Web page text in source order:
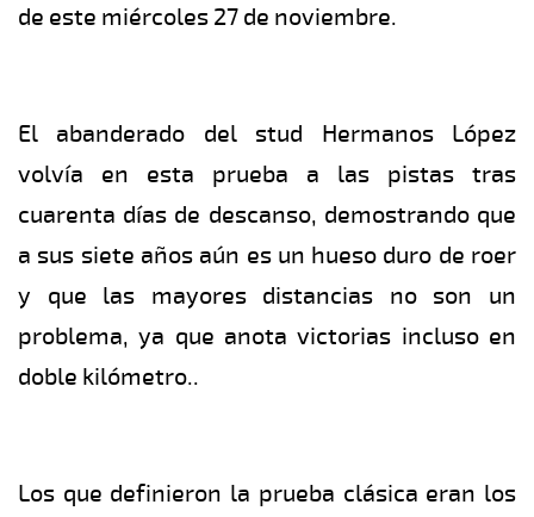
de este miércoles 27 de noviembre.
El abanderado del stud Hermanos López
volvía en esta prueba a las pistas tras
cuarenta días de descanso, demostrando que
a sus siete años aún es un hueso duro de roer
y que las mayores distancias no son un
problema, ya que anota victorias incluso en
doble kilómetro..
Los que definieron la prueba clásica eran los